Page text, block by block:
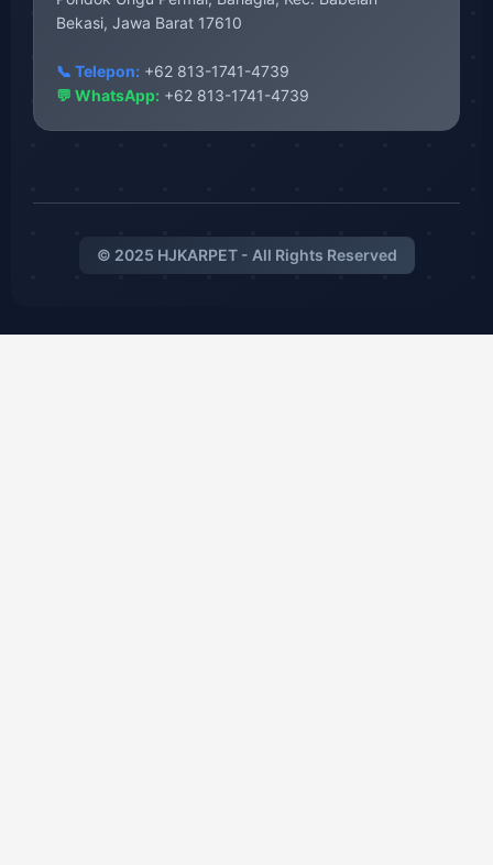
Bekasi, Jawa Barat 17610
📞 Telepon: +62 813-1741-4739
💬 WhatsApp: +62 813-1741-4739
© 2025 HJKARPET - All Rights Reserved